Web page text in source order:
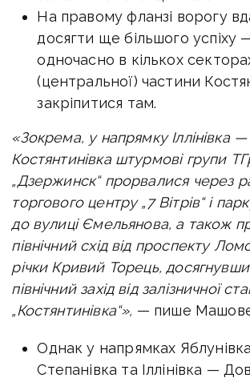
На правому фланзі ворогу
досягти ще більшого успіху
одночасно в кількох
(центральної) частини
закріпитися там.
«Зокрема, у напрямку Іллінівка —
Костянтинівка штурмові групи
„Дзержинск“ прорвалися через
торгового центру „7 Вітрів“ і
до вулиці Ємельянова, а також
північний схід від проспекту
річки Кривий Торець,
північний захід від залізничної
„Костянтинівка“», — пише
Однак у напрямках
Степанівка та Іллінівка —